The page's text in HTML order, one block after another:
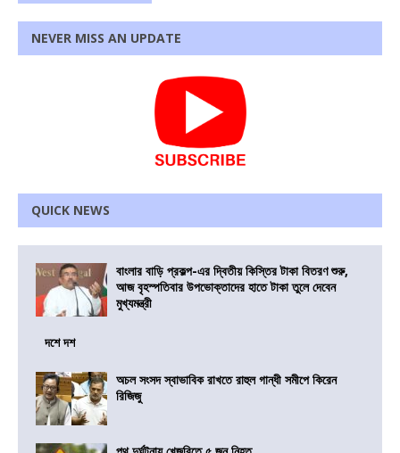
NEVER MISS AN UPDATE
QUICK NEWS
বাংলার বাড়ি প্রকল্প-এর দ্বিতীয় কিস্তির টাকা বিতরণ শুরু,
আজ বৃহস্পতিবার উপভোক্তাদের হাতে টাকা তুলে দেবেন
মুখ্যমন্ত্রী
দশে দশ
অচল সংসদ স্বাভাবিক রাখতে রাহুল গান্ধী সমীপে কিরেন
রিজিজু